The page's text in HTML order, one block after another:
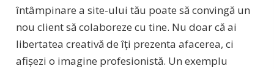
întâmpinare a site-ului tău poate să convingă un
nou client să colaboreze cu tine. Nu doar că ai
libertatea creativă de îți prezenta afacerea, ci
afișezi o imagine profesionistă. Un exemplu